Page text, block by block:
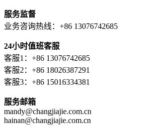
服务监督
业务咨询热线：+86 13076742685
24小时值班客服
客服1：+86 13076742685
客服2：+86 18026387291
客服3：+86 15016334381
服务邮箱
mandy@changjiajie.com.cn
hainan@changjiajie.com.cn